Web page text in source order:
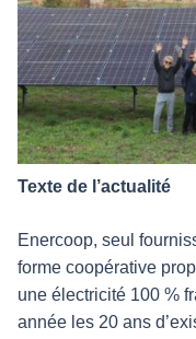
Texte de l’actualité
Enercoop, seul
forme coopérative
une électricité 100 %
année les 20 ans